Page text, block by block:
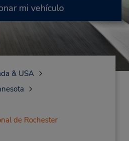
mi vehículo
& USA
de Rochester